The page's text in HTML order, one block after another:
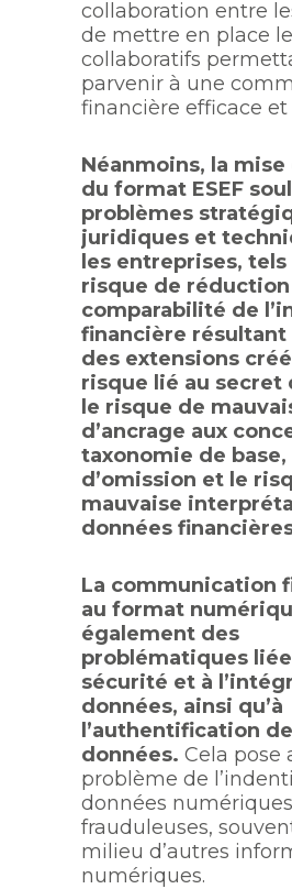
collaboration entre
de mettre en place
collaboratifs
parvenir à une
financière efficace
Néanmoins, la
du format ESEF
problèmes
juridiques et
les entreprises, tels
risque de réduction
comparabilité de
financière résultant
des extensions
risque lié au secret
le risque de
d’ancrage aux
taxonomie de
d’omission et le
mauvaise
données
La communication
au format
également des
problématiques
sécurité et à
données, ainsi qu’à
l’authentification
données. Cela pose
problème de
données numériques
frauduleuses,
milieu d’autres
numériques.